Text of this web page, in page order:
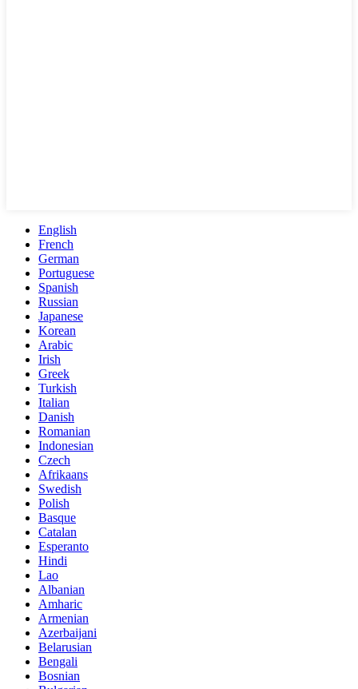
English
French
German
Portuguese
Spanish
Russian
Japanese
Korean
Arabic
Irish
Greek
Turkish
Italian
Danish
Romanian
Indonesian
Czech
Afrikaans
Swedish
Polish
Basque
Catalan
Esperanto
Hindi
Lao
Albanian
Amharic
Armenian
Azerbaijani
Belarusian
Bengali
Bosnian